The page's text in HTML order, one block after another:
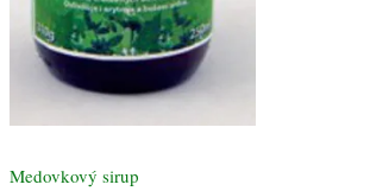
Medovkový sirup